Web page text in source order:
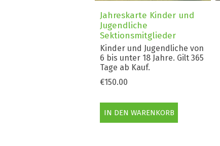
Jahreskarte Kinder und
Jugendliche
Sektionsmitglieder
Kinder und Jugendliche von
6 bis unter 18 Jahre. Gilt 365
Tage ab Kauf.
€150.00